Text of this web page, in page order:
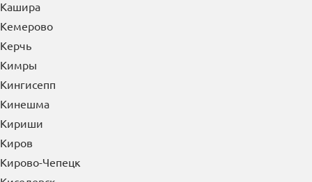
Кашира
Кемерово
Керчь
Кимры
Кингисепп
Кинешма
Кириши
Киров
Кирово-Чепецк